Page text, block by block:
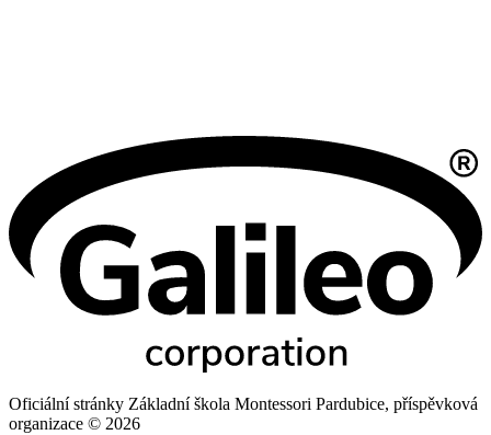
Oficiální stránky Základní škola Montessori Pardubice, příspěvková
organizace © 2026